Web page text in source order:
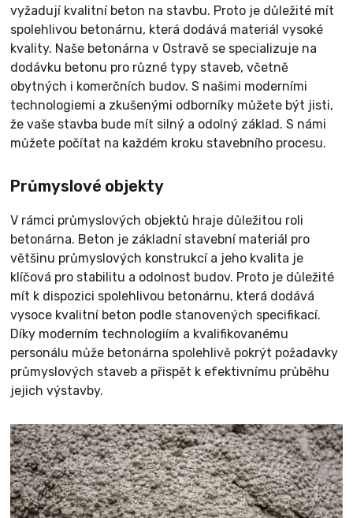
vyžadují kvalitní beton na stavbu. Proto je důležité mít
spolehlivou betonárnu, která dodává materiál vysoké
kvality. Naše betonárna v Ostravě se specializuje na
dodávku betonu pro různé typy staveb, včetně
obytných i komerčních budov. S našimi moderními
technologiemi a zkušenými odborníky můžete být jisti,
že vaše stavba bude mít silný a odolný základ. S námi
můžete počítat na každém kroku stavebního procesu.
Průmyslové objekty
V rámci průmyslových objektů hraje důležitou roli
betonárna. Beton je základní stavební materiál pro
většinu průmyslových konstrukcí a jeho kvalita je
klíčová pro stabilitu a odolnost budov. Proto je důležité
mít k dispozici spolehlivou betonárnu, která dodává
vysoce kvalitní beton podle stanovených specifikací.
Díky moderním technologiím a kvalifikovanému
personálu může betonárna spolehlivě pokrýt požadavky
průmyslových staveb a přispět k efektivnímu průběhu
jejich výstavby.